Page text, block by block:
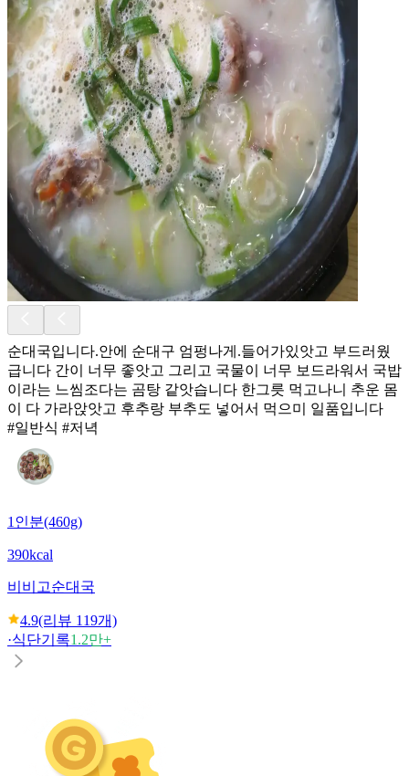
순대국입니다.안에 순대구 엄펑나게.들어가있앗고 부드러웠
급니다 간이 너무 좋앗고 그리고 국물이 너무 보드라워서 국밥
이라는 느씸조다는 곰탕 같앗습니다 한그릇 먹고나니 추운 몸
이 다 가라앉앗고 후추랑 부추도 넣어서 먹으미 일품입니다
#일반식 #저녁
1인분(460g)
390kcal
비비고순대국
4.9(리뷰 119개)
·식단기록1.2만+